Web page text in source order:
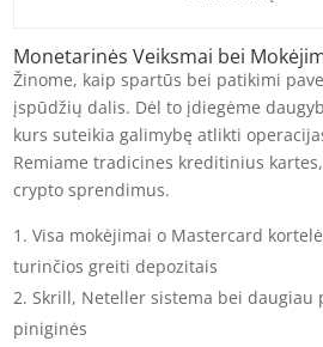
Monetarinės Veiksmai bei
Žinome, kaip spartūs bei patikimi
įspūdžių dalis. Dėl to įdiegėme
kurs suteikia galimybę atlikti
Remiame tradicines kreditinius
crypto sprendimus.
Visa mokėjimai o Mastercard
turinčios greiti depozitais
Skrill, Neteller sistema bei daugiau
piniginės